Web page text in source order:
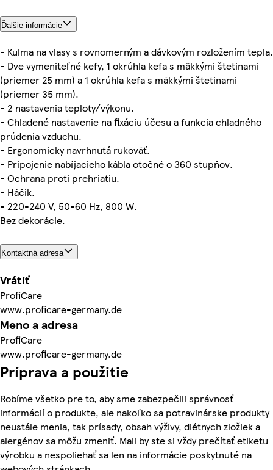
Ďalšie informácie
- Kulma na vlasy s rovnomerným a dávkovým rozložením tepla.
- Dve vymeniteľné kefy, 1 okrúhla kefa s mäkkými štetinami
(priemer 25 mm) a 1 okrúhla kefa s mäkkými štetinami
(priemer 35 mm).
- 2 nastavenia teploty/výkonu.
- Chladené nastavenie na fixáciu účesu a funkcia chladného
prúdenia vzduchu.
- Ergonomicky navrhnutá rukoväť.
- Pripojenie nabíjacieho kábla otočné o 360 stupňov.
- Ochrana proti prehriatiu.
- Háčik.
- 220-240 V, 50-60 Hz, 800 W.
Bez dekorácie.
Kontaktná adresa
Vrátiť
ProfiCare
www.proficare-germany.de
Meno a adresa
ProfiCare
www.proficare-germany.de
Príprava a použitie
Robíme všetko pre to, aby sme zabezpečili správnosť
informácií o produkte, ale nakoľko sa potravinárske produkty
neustále menia, tak prísady, obsah výživy, diétnych zložiek a
alergénov sa môžu zmeniť. Mali by ste si vždy prečítať etiketu
výrobku a nespoliehať sa len na informácie poskytnuté na